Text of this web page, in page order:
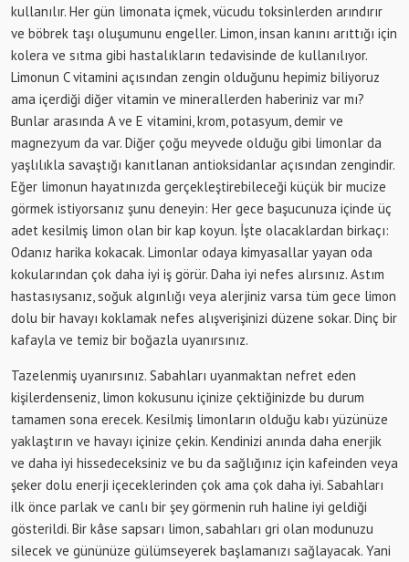
kullanılır. Her gün limonata içmek, vücudu toksinlerden arındırır
ve böbrek taşı oluşumunu engeller. Limon, insan kanını arıttığı için
kolera ve sıtma gibi hastalıkların tedavisinde de kullanılıyor.
Limonun C vitamini açısından zengin olduğunu hepimiz biliyoruz
ama içerdiği diğer vitamin ve minerallerden haberiniz var mı?
Bunlar arasında A ve E vitamini, krom, potasyum, demir ve
magnezyum da var. Diğer çoğu meyvede olduğu gibi limonlar da
yaşlılıkla savaştığı kanıtlanan antioksidanlar açısından zengindir.
Eğer limonun hayatınızda gerçekleştirebileceği küçük bir mucize
görmek istiyorsanız şunu deneyin: Her gece başucunuza içinde üç
adet kesilmiş limon olan bir kap koyun. İşte olacaklardan birkaçı:
Odanız harika kokacak. Limonlar odaya kimyasallar yayan oda
kokularından çok daha iyi iş görür. Daha iyi nefes alırsınız. Astım
hastasıysanız, soğuk algınlığı veya alerjiniz varsa tüm gece limon
dolu bir havayı koklamak nefes alışverişinizi düzene sokar. Dinç bir
kafayla ve temiz bir boğazla uyanırsınız.
Tazelenmiş uyanırsınız. Sabahları uyanmaktan nefret eden
kişilerdenseniz, limon kokusunu içinize çektiğinizde bu durum
tamamen sona erecek. Kesilmiş limonların olduğu kabı yüzünüze
yaklaştırın ve havayı içinize çekin. Kendinizi anında daha enerjik
ve daha iyi hissedeceksiniz ve bu da sağlığınız için kafeinden veya
şeker dolu enerji içeceklerinden çok ama çok daha iyi. Sabahları
ilk önce parlak ve canlı bir şey görmenin ruh haline iyi geldiği
gösterildi. Bir kâse sapsarı limon, sabahları gri olan modunuzu
silecek ve gününüze gülümseyerek başlamanızı sağlayacak. Yani